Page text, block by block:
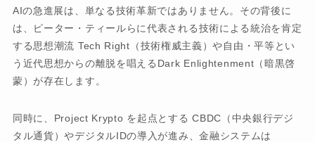
AIの急進展は、単なる技術革新ではありません。その背後に
は、ピーター・ティールらに代表される技術による統治を肯定
する思想潮流 Tech Right（技術権威主義）や自由・平等とい
う近代思想からの離脱を唱えるDark Enlightenment（暗黒啓
蒙）が存在します。
同時に、Project Krypto を起点とする CBDC（中央銀行デジ
タル通貨）やデジタルIDの導入が進み、金融システムは